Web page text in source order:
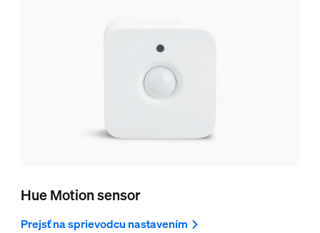
Hue Motion sensor
Prejsť na sprievodcu nastavením